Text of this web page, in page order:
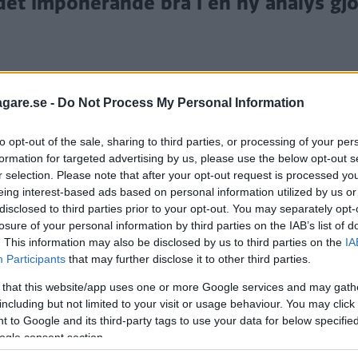
- Do Not Process My Personal Information
opt-out of the sale, sharing to third parties, or processing of your
for targeted advertising by us, please use the below opt-out
selection. Please note that after your opt-out request is processed
interest-based ads based on personal information utilized by us
to third parties prior to your opt-out. You may separately
of your personal information by third parties on the IAB’s list of
This information may also be disclosed by us to third parties on the
Participants that may further disclose it to other third parties.
that this website/app uses one or more Google services and may
but not limited to your visit or usage behaviour. You may
to Google and its third-party tags to use your data for below
consent section.
bränsle eller service, utan värdeminskning.
Affärergjort visar att elbilar håller värdet sämre än
genomgång avandrahandsvärdet för 75 bilmodeller.
i värde sedan 2022 – hela 250 000 kronor efter